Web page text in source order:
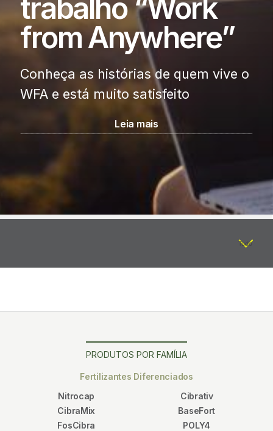
trabalho “Work
from Anywhere”
Conheça as histórias de quem vive o
WFA e está muito satisfeito
Leia mais
PRODUTOS POR FAMÍLIA
Fertilizantes Diferenciados
Nitrocap
CibraMix
FosCibra
Cibrativ
BaseFort
POLY4